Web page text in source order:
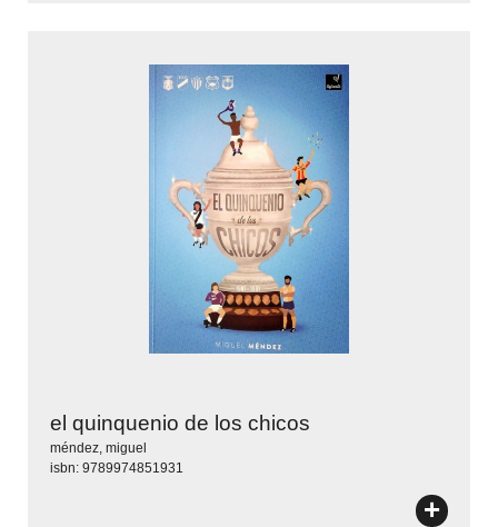
el quinquenio de los chicos
méndez, miguel
isbn: 9789974851931
+